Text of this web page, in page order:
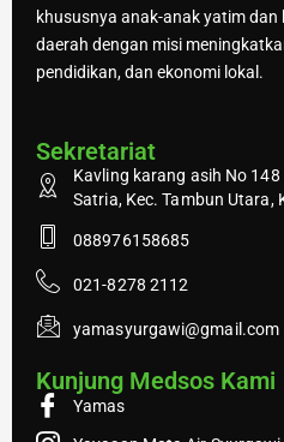
khususnya anak-anak yatim
daerah dengan misi
pendidikan, dan ekonomi lokal.
Sekretariat
Kavling karang asih No 148
Satria, Kec. Tambun Utara,
088976158685
021-8278 2112
yamasyurgawi@gmail.com
Kunjung Medsos Kami
Yamas